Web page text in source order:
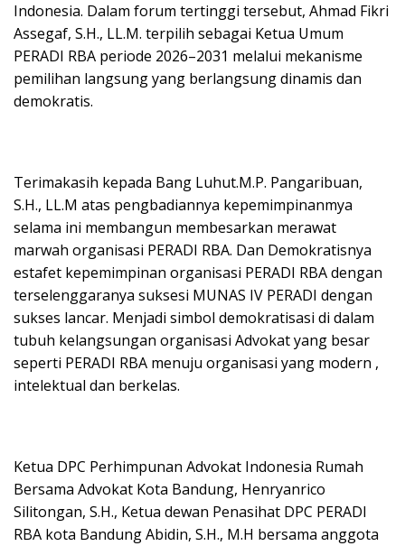
Indonesia. Dalam forum tertinggi tersebut, Ahmad Fikri
Assegaf, S.H., LL.M. terpilih sebagai Ketua Umum
PERADI RBA periode 2026–2031 melalui mekanisme
pemilihan langsung yang berlangsung dinamis dan
demokratis.
Terimakasih kepada Bang Luhut.M.P. Pangaribuan,
S.H., LL.M atas pengbadiannya kepemimpinanmya
selama ini membangun membesarkan merawat
marwah organisasi PERADI RBA. Dan Demokratisnya
estafet kepemimpinan organisasi PERADI RBA dengan
terselenggaranya suksesi MUNAS IV PERADI dengan
sukses lancar. Menjadi simbol demokratisasi di dalam
tubuh kelangsungan organisasi Advokat yang besar
seperti PERADI RBA menuju organisasi yang modern ,
intelektual dan berkelas.
Ketua DPC Perhimpunan Advokat Indonesia Rumah
Bersama Advokat Kota Bandung, Henryanrico
Silitongan, S.H., Ketua dewan Penasihat DPC PERADI
RBA kota Bandung Abidin, S.H., M.H bersama anggota